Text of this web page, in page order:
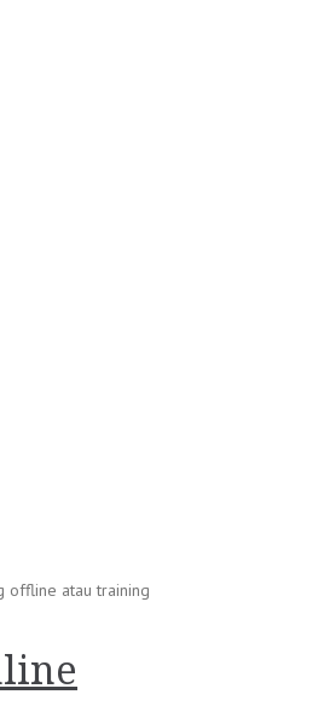
offline atau training